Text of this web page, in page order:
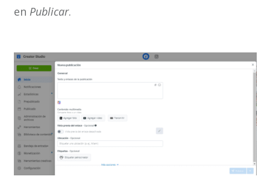
en Publicar.